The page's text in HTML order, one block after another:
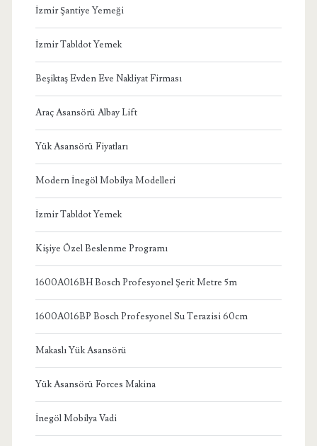
İzmir Şantiye Yemeği
İzmir Tabldot Yemek
Beşiktaş Evden Eve Nakliyat Firması
Araç Asansörü Albay Lift
Yük Asansörü Fiyatları
Modern İnegöl Mobilya Modelleri
İzmir Tabldot Yemek
Kişiye Özel Beslenme Programı
1600A016BH Bosch Profesyonel Şerit Metre 5m
1600A016BP Bosch Profesyonel Su Terazisi 60cm
Makaslı Yük Asansörü
Yük Asansörü Forces Makina
İnegöl Mobilya Vadi